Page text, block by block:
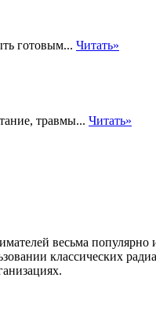
готовым... Читать»
травмы... Читать»
весьма популярно
классических